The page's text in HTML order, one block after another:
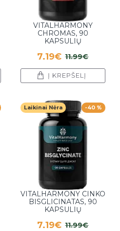
VITALHARMONY
CHROMAS, 90
KAPSULIŲ
7.19€ 11.99€
Į KREPŠELĮ
-40 %
Laikinai Nėra
VITALHARMONY CINKO
BISGLICINATAS, 90
KAPSULIŲ
7.19€ 11.99€